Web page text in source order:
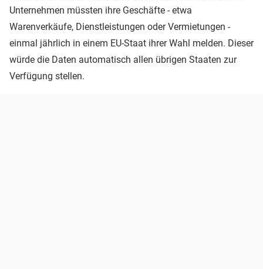
Unternehmen müssten ihre Geschäfte - etwa
Warenverkäufe, Dienstleistungen oder Vermietungen -
einmal jährlich in einem EU-Staat ihrer Wahl melden. Dieser
würde die Daten automatisch allen übrigen Staaten zur
Verfügung stellen.